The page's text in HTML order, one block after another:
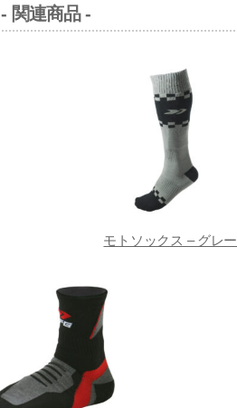
- 関連商品 -
モトソックス – グレー